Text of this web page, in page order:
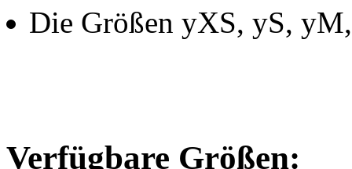
Die Größen yXS, yS,
Verfügbare Größen: